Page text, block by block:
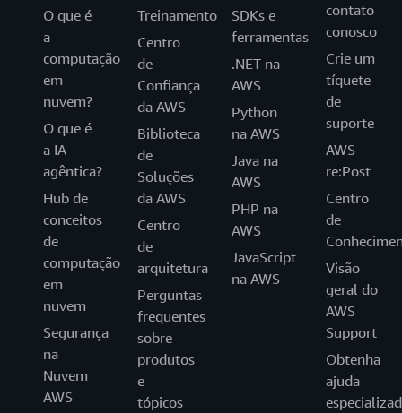
O que é
a
computação
em
nuvem?
O que é
a IA
agêntica?
Hub de
conceitos
de
computação
em
nuvem
Segurança
na
Nuvem
AWS
Treinamento
Centro
de
Confiança
da AWS
Biblioteca
de
Soluções
da AWS
Centro
de
arquitetura
Perguntas
frequentes
sobre
produtos
e
tópicos
SDKs e
ferramentas
.NET na
AWS
Python
na AWS
Java na
AWS
PHP na
AWS
JavaScript
na AWS
contato
conosco
Crie um
tíquete
de
suporte
AWS
re:Post
Centro
de
Visão
geral do
AWS
Support
Obtenha
ajuda